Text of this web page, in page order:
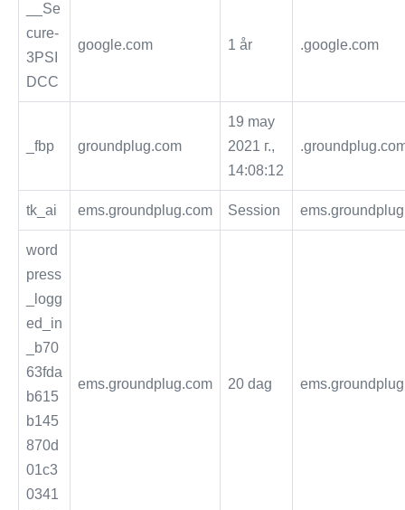
__Se
cure-
3PSI
DCC
google.com 1 år .google.com
_fbp groundplug.com
19 may
2021 г.,
14:08:12
tk_ai ems.groundplug.com Session
word
press
_logg
ed_in
_b70
63fda
b615
b145
870d
01c3
0341
ems.groundplug.com 20 dag